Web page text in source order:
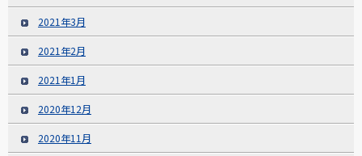
2021年3月
2021年2月
2021年1月
2020年12月
2020年11月